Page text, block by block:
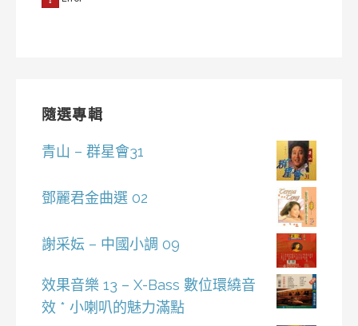
隨選專輯
青山 – 群星會31
鄧麗君金曲選 02
謝采妘 – 中國小調 09
效果音樂 13 – X-Bass 數位環繞音
效 * 小喇叭的魅力滿點